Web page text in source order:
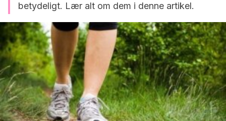
betydeligt. Lær alt om dem i denne artikel.